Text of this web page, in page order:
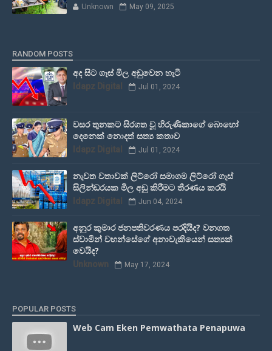
Unknown May 09, 2025
RANDOM POSTS
අද සිට ගෑස් මිල අඩුවෙන හැටි
Idapz Digital Jul 01, 2024
වසර තුනකට සිරගත වූ හිරුණිකාගේ බොහෝ
දෙනෙක් නොදත් සත්‍ය කතාව
Idapz Digital Jul 01, 2024
නැවත වතාවක් ලිට්රෝ සමාගම ලිට්රෝ ගෑස්
සිලින්ඩරයක මිල අඩු කිරීමට තීරණය කරයි
Idapz Digital Jun 04, 2024
අනුර කුමාර ජනපතිවරණය පරදියිද? වනගත
ස්වාමීන් වහන්සේගේ අනාවැකියෙන් සත්‍යක්
වෙයිද?
Unknown May 17, 2024
POPULAR POSTS
Web Cam Eken Pemwathata Penapuwa